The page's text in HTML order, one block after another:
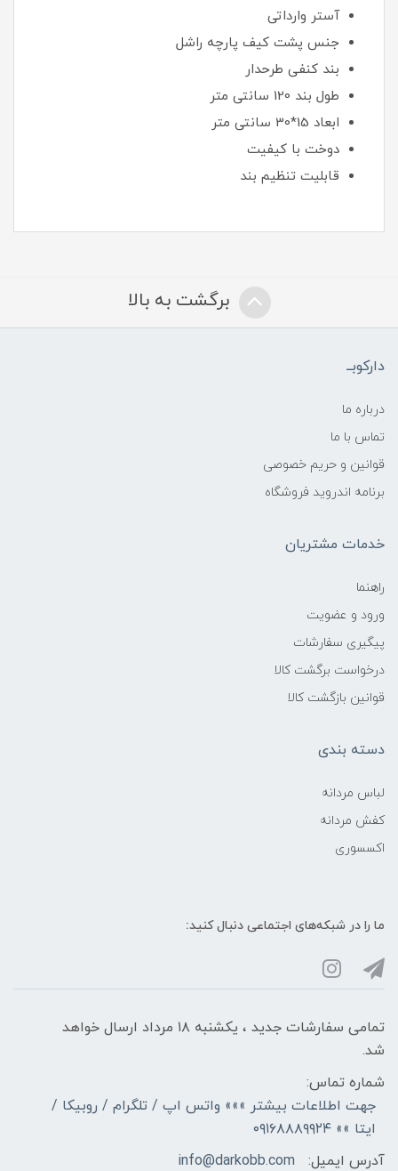
آستر وارداتی
جنس پشت کیف پارچه راشل
بند کنفی طرحدار
طول بند 120 سانتی متر
ابعاد 15*30 سانتی متر
دوخت با کیفیت
قابلیت تنظیم بند
برگشت به بالا
دارکوبــ
درباره ما
تماس با ما
قوانین و حریم خصوصی
برنامه اندروید فروشگاه
خدمات مشتریان
راهنما
ورود و عضویت
پیگیری سفارشات
درخواست برگشت کالا
قوانین بازگشت کالا
دسته بندی
لباس مردانه
کفش مردانه
اکسسوری
ما را در شبکه‌های اجتماعی دنبال کنید:
تمامی سفارشات جدید ، یکشنبه ۱۸ مرداد ارسال خواهد
شد.
شماره تماس:
جهت اطلاعات بیشتر »»» واتس اپ / تلگرام / روبیکا /
ایتا »» ۰۹۱۶۸۸۸۹۹۲۴
آدرس ایمیل:
info@darkobb.com